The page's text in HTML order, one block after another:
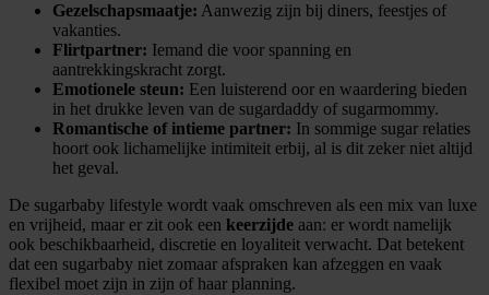
Gezelschapsmaatje: Aanwezig zijn bij diners, feestjes of
vakanties.
Flirtpartner: Iemand die voor spanning en
aantrekkingskracht zorgt.
Emotionele steun: Een luisterend oor en waardering bieden
in het drukke leven van de sugardaddy of sugarmommy.
Romantische of intieme partner: In sommige sugar relaties
hoort ook lichamelijke intimiteit erbij, al is dit zeker niet altijd
het geval.
De sugarbaby lifestyle wordt vaak omschreven als een mix van luxe
en vrijheid, maar er zit ook een keerzijde aan: er wordt namelijk
ook beschikbaarheid, discretie en loyaliteit verwacht. Dat betekent
dat een sugarbaby niet zomaar afspraken kan afzeggen en vaak
flexibel moet zijn in zijn of haar planning.